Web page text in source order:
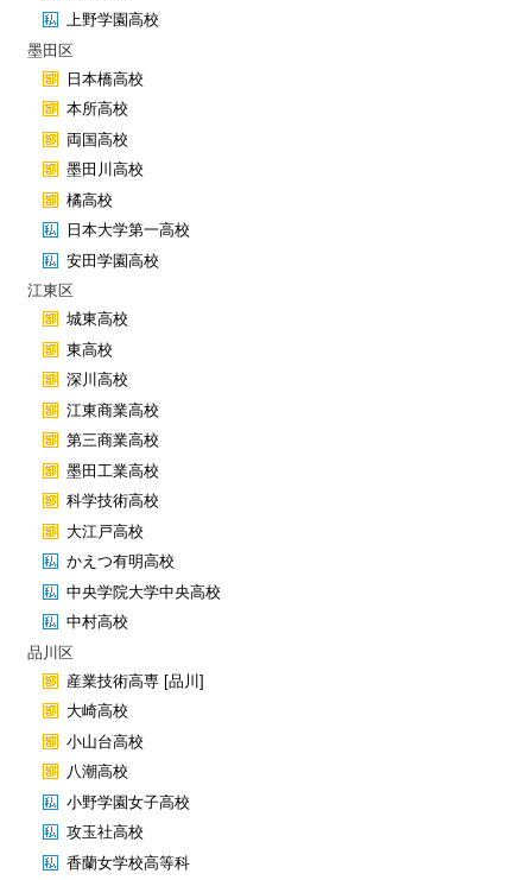
上野学園高校
墨田区
日本橋高校
本所高校
両国高校
墨田川高校
橘高校
日本大学第一高校
安田学園高校
江東区
城東高校
東高校
深川高校
江東商業高校
第三商業高校
墨田工業高校
科学技術高校
大江戸高校
かえつ有明高校
中央学院大学中央高校
中村高校
品川区
産業技術高専 [品川]
大崎高校
小山台高校
八潮高校
小野学園女子高校
攻玉社高校
香蘭女学校高等科